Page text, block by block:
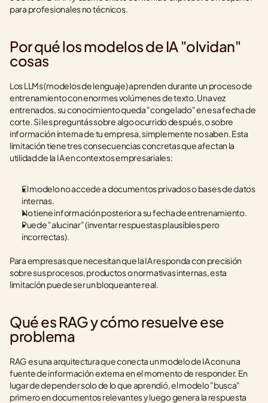
para profesionales no técnicos.
Por qué los modelos de IA "olvidan"
cosas
Los LLMs (modelos de lenguaje) aprenden durante un proceso de
entrenamiento con enormes volúmenes de texto. Una vez
entrenados, su conocimiento queda "congelado" en esa fecha de
corte. Si les preguntás sobre algo ocurrido después, o sobre
información interna de tu empresa, simplemente no saben. Esta
limitación tiene tres consecuencias concretas que afectan la
utilidad de la IA en contextos empresariales:
El modelo no accede a documentos privados o bases de datos
internas.
No tiene información posterior a su fecha de entrenamiento.
Puede "alucinar" (inventar respuestas plausibles pero
incorrectas).
Para empresas que necesitan que la IA responda con precisión
sobre sus procesos, productos o normativas internas, esta
limitación puede ser un bloqueante real.
Qué es RAG y cómo resuelve ese
problema
RAG es una arquitectura que conecta un modelo de IA con una
fuente de información externa en el momento de responder. En
lugar de depender solo de lo que aprendió, el modelo "busca"
primero en documentos relevantes y luego genera la respuesta